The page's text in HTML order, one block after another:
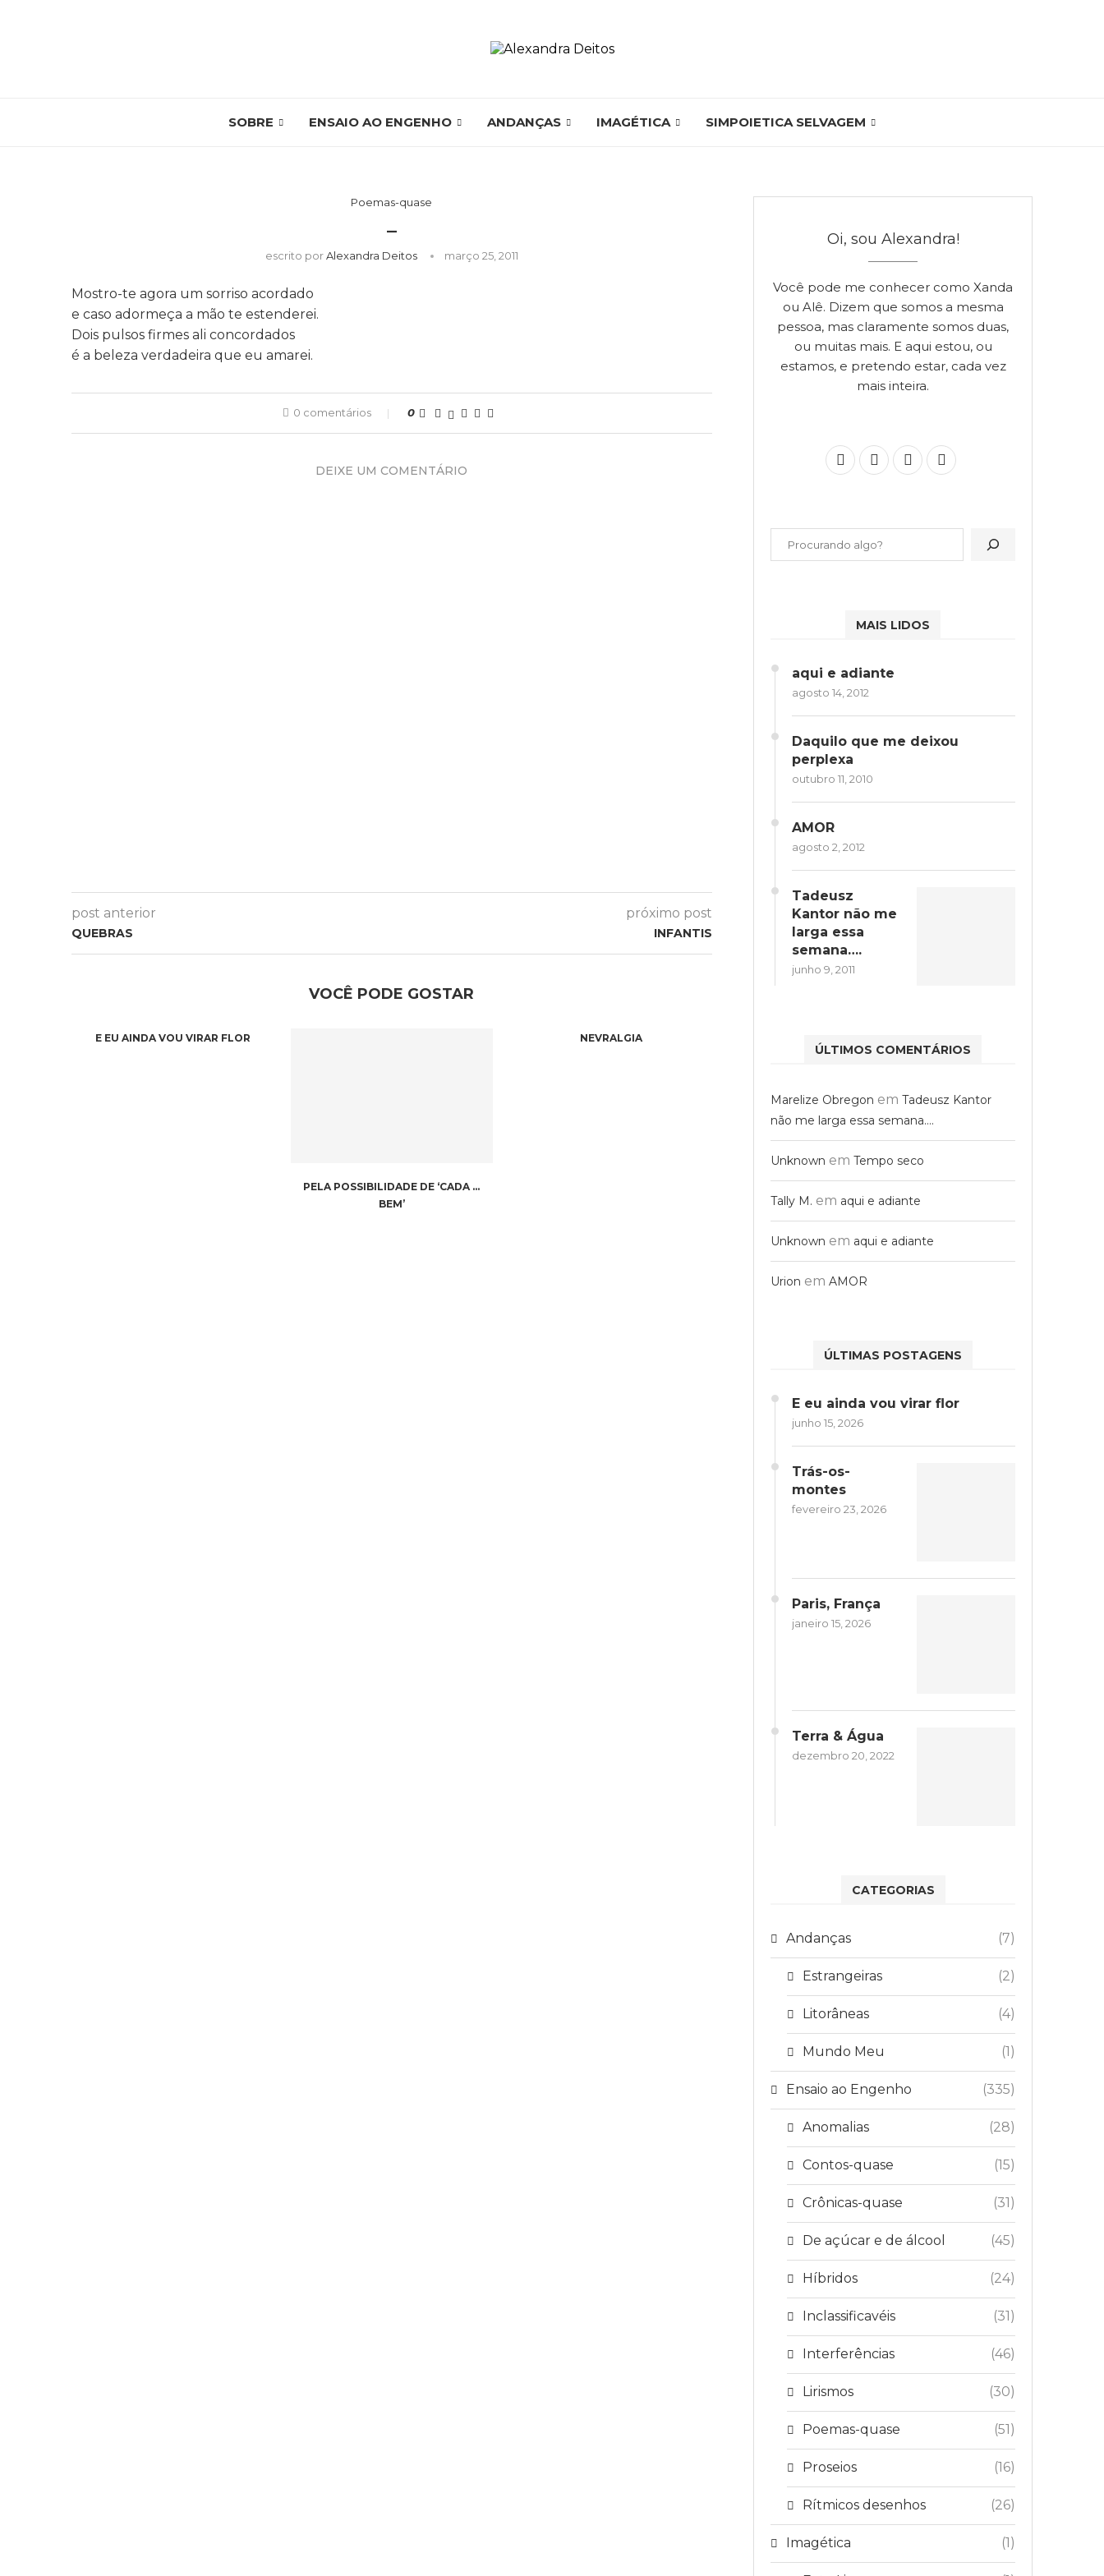
SOBRE ENSAIO AO ENGENHO ANDANÇAS IMAGÉTICA SIMPOIETICA SELVAGEM
Poemas-quase
–
escrito porAlexandra Deitos março 25, 2011
Mostro-te agora um sorriso acordado
e caso adormeça a mão te estenderei.
Dois pulsos firmes ali concordados
é a beleza verdadeira que eu amarei.
0 comentários 0
DEIXE UM COMENTÁRIO
post anterior
QUEBRAS
próximo post
INFANTIS
VOCÊ PODE GOSTAR
E EU AINDA VOU VIRAR FLOR
PELA POSSIBILIDADE DE ‘CADA …
BEM’
NEVRALGIA
Oi, sou Alexandra!
Você pode me conhecer como Xanda
ou Alê. Dizem que somos a mesma
pessoa, mas claramente somos duas,
ou muitas mais. E aqui estou, ou
estamos, e pretendo estar, cada vez
mais inteira.
MAIS LIDOS
aqui e adiante
agosto 14, 2012
Daquilo que me deixou
perplexa
outubro 11, 2010
AMOR
agosto 2, 2012
Tadeusz
Kantor não me
larga essa
semana….
junho 9, 2011
ÚLTIMOS COMENTÁRIOS
Marelize Obregon em Tadeusz Kantor
não me larga essa semana….
Unknown em Tempo seco
Tally M. em aqui e adiante
Unknown em aqui e adiante
Urion em AMOR
ÚLTIMAS POSTAGENS
E eu ainda vou virar flor
junho 15, 2026
Trás-os-
montes
fevereiro 23, 2026
Paris, França
janeiro 15, 2026
Terra & Água
dezembro 20, 2022
CATEGORIAS
Andanças (7)
Estrangeiras (2)
Litorâneas (4)
Mundo Meu (1)
Ensaio ao Engenho (335)
Anomalias (28)
Contos-quase (15)
Crônicas-quase (31)
De açúcar e de álcool (45)
Híbridos (24)
Inclassificavéis (31)
Interferências (46)
Lirismos (30)
Poemas-quase (51)
Proseios (16)
Rítmicos desenhos (26)
Imagética (1)